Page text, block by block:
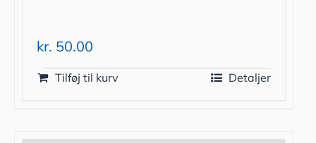
kr. 50.00
Tilføj til kurv Detaljer